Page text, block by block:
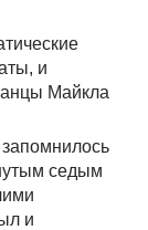
и
Майкла
седым
и